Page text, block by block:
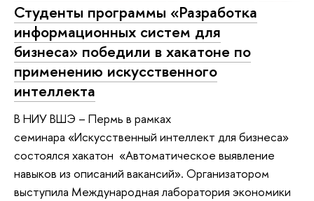
Студенты программы «Разработка
информационных систем для
бизнеса» победили в хакатоне по
применению искусственного
интеллекта
В НИУ ВШЭ – Пермь в рамках
семинара «Искусственный интеллект для бизнеса»
состоялся хакатон «Автоматическое выявление
навыков из описаний вакансий». Организатором
выступила Международная лаборатория экономики